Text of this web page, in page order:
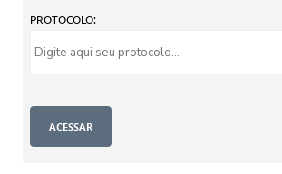
PROTOCOLO: